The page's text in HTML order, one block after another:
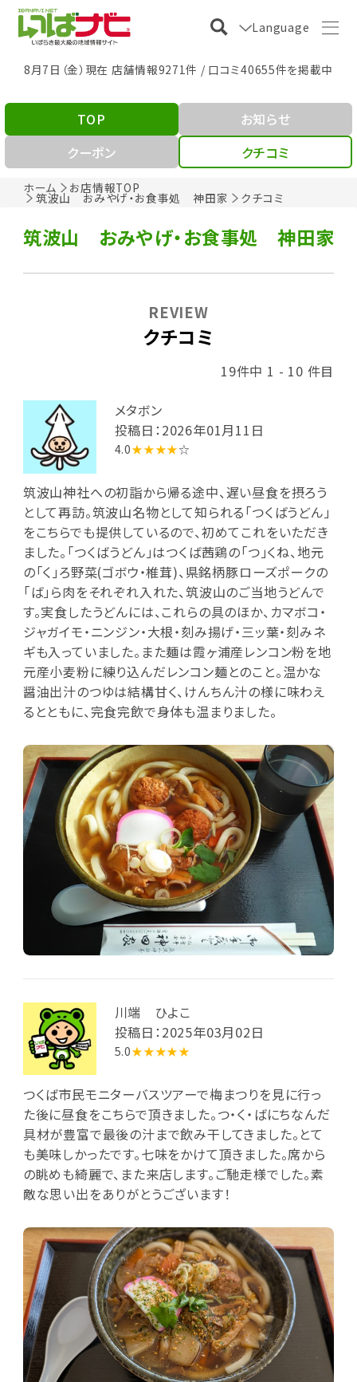
Language
8月7日（金）現在 店舗情報9271件 / 口コミ40655件を掲載中
ホーム お店情報TOP
筑波山 おみやげ・お食事処 神田家 クチコミ
TOP
お知らせ
クーポン
クチコミ
筑波山 おみやげ・お食事処 神田家
クチコミ
REVIEW
19件中 1 - 10 件目
メタボン
投稿日：2026年01月11日
4.0★★★★☆
筑波山神社への初詣から帰る途中、遅い昼食を摂ろう
として再訪。筑波山名物として知られる「つくばうどん」
をこちらでも提供しているので、初めてこれをいただき
ました。「つくばうどん」はつくば茜鶏の「つ」くね、地元
の「く」ろ野菜(ゴボウ・椎茸)、県銘柄豚ローズポークの
「ば」ら肉をそれぞれ入れた、筑波山のご当地うどんで
す。実食したうどんには、これらの具のほか、カマボコ・
ジャガイモ・ニンジン・大根・刻み揚げ・三ッ葉・刻みネ
ギも入っていました。また麺は霞ヶ浦産レンコン粉を地
元産小麦粉に練り込んだレンコン麺とのこと。温かな
醤油出汁のつゆは結構甘く、けんちん汁の様に味わえ
るとともに、完食完飲で身体も温まりました。
川端 ひよこ
投稿日：2025年03月02日
5.0★★★★★
つくば市民モニターバスツアーで梅まつりを見に行っ
た後に昼食をこちらで頂きました。つ・く・ばにちなんだ
具材が豊富で最後の汁まで飲み干してきました。とて
も美味しかったです。七味をかけて頂きました。席から
の眺めも綺麗で、また来店します。ご馳走様でした。素
敵な思い出をありがとうございます！